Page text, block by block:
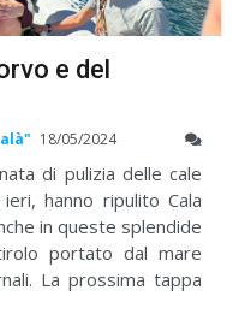
e del
18/05/2024
di pulizia delle cale
hanno ripulito Cala
in queste splendide
portato dal mare
La prossima tappa